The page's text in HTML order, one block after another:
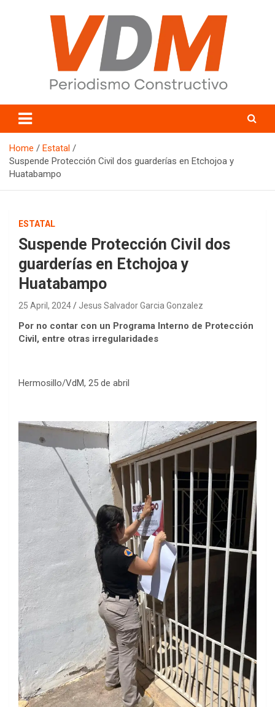
valledelmayo.com
Home
Estatal
Suspende Protección Civil dos guarderías en Etchojoa y
Huatabampo
ESTATAL
Suspende Protección Civil dos
guarderías en Etchojoa y
Huatabampo
25 April, 2024 Jesus Salvador Garcia Gonzalez
Por no contar con un Programa Interno de Protección
Civil, entre otras irregularidades
Hermosillo/VdM, 25 de abril